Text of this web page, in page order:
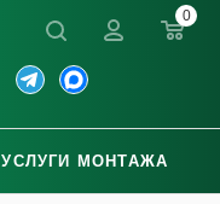
0
УСЛУГИ МОНТАЖА